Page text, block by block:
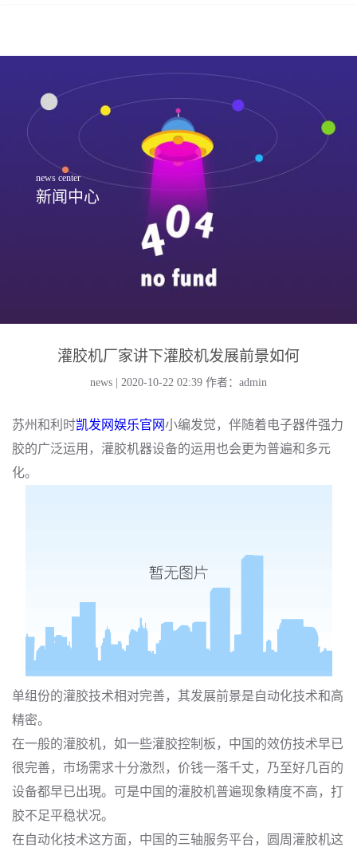
news center
新闻中心
灌胶机厂家讲下灌胶机发展前景如何
news | 2020-10-22 02:39 作者：admin
苏州和利时凯发网娱乐官网小编发觉，伴随着电子器件强力
胶的广泛运用，灌胶机器设备的运用也会更为普遍和多元
化。
单组份的灌胶技术相对完善，其发展前景是自动化技术和高
精密。
在一般的灌胶机，如一些灌胶控制板，中国的效仿技术早已
很完善，市场需求十分激烈，价钱一落千丈，乃至好几百的
设备都早已出現。可是中国的灌胶机普遍现象精度不高，打
胶不足平稳状况。
在自动化技术这方面，中国的三轴服务平台，圆周灌胶机这